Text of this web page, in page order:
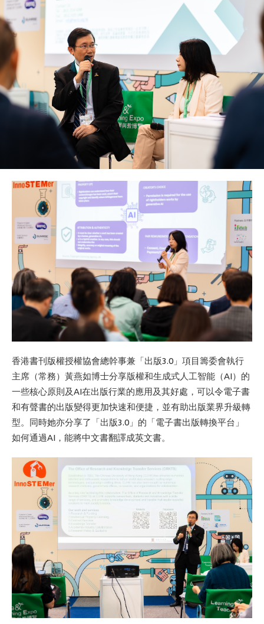
香港書刊版權授權協會總幹事兼「出版3.0」項目籌委會執行
主席（常務）黃燕如博士分享版權和生成式人工智能（AI）的
一些核心原則及AI在出版行業的應用及其好處，可以令電子書
和有聲書的出版變得更加快速和便捷，並有助出版業界升級轉
型。同時她亦分享了「出版3.0」的「電子書出版轉換平台」
如何通過AI，能將中文書翻譯成英文書。